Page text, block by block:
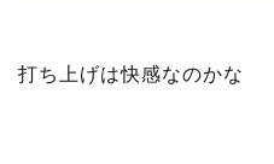
打ち上げは快感なのかな